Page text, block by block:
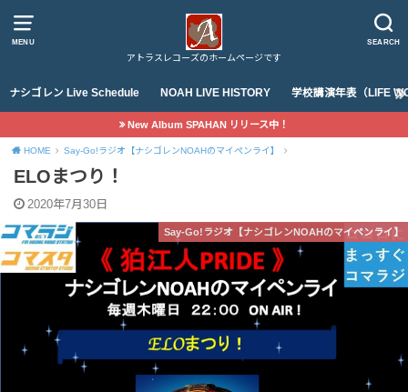
MENU SEARCH
アトラスレコーズのホームページです
ナシゴレン Live Schedule NOAH LIVE HISTORY 学校講演年表（LIFE
New Album SPAHAN リリース中！
HOME Say-Go!ラジオ【ナシゴレンNOAHのマイペンライ】
ELOまつり！
2020年7月30日
Say-Go!ラジオ【ナシゴレンNOAHのマイペンライ】